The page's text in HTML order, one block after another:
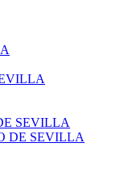
SEVILLA
DE SEVILLA